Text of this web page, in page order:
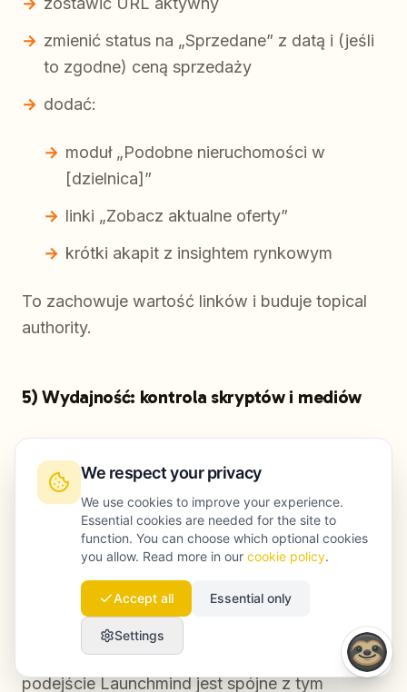
zmienić status na „Sprzedane” z datą i (jeśli
to zgodne) ceną sprzedaży
dodać:
moduł „Podobne nieruchomości w
[dzielnica]”
linki „Zobacz aktualne oferty”
krótki akapit z insightem rynkowym
To zachowuje wartość linków i buduje topical
authority.
5) Wydajność: kontrola skryptów i mediów
Lazy-load zdjęć poniżej pierwszego ekranu
Preload zdjęcia głównego (hero)
Ograniczyć skrypty zewnętrzne (czaty,
trackery)
CDN + reguły cache
Jeśli potrzebuje Pan/Pani głębszych działań
technicznych pod szybkość i indeksowalność,
podejście Launchmind jest spójne z tym
We respect your privacy
We use cookies to improve your experience.
Essential cookies are needed for the site to
function. You can choose which optional cookies
you allow. Read more in our cookie policy.
Accept all Essential only
Settings